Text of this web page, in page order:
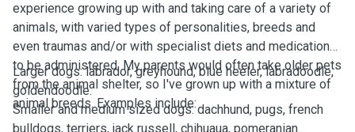
experience growing up with and taking care of a variety of
animals, with varied types of personalities, breeds and
even traumas and/or with specialist diets and medications
to be administered. My parents would often take older pets
from the animal shelter, so I've grown up with a mixture of
animal breeds. Examples include:
Larger dogs: labrador, greyhound, blue heeler, labradoodle,
goldendoodle.
Smaller and medium sized dogs: dachhund, pugs, french
bulldogs, terriers, jack russell, chihuaua, pomeranian.